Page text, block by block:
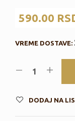
590.00
VREME DOSTAVE:
DODAJ NA